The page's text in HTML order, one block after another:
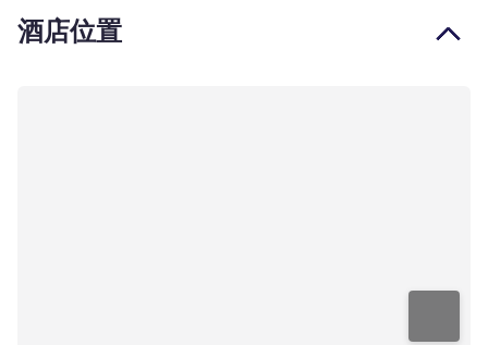
酒店位置